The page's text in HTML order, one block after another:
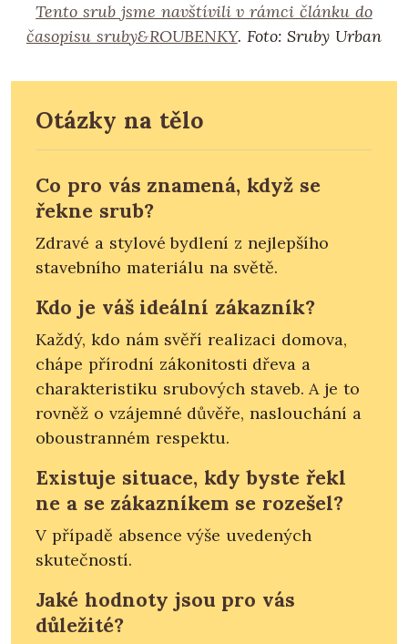
Tento srub jsme navštívili v rámci článku do
časopisu sruby&ROUBENKY. Foto: Sruby Urban
Otázky na tělo
Co pro vás znamená, když se
řekne srub?
Zdravé a stylové bydlení z nejlepšího
stavebního materiálu na světě.
Kdo je váš ideální zákazník?
Každý, kdo nám svěří realizaci domova,
chápe přírodní zákonitosti dřeva a
charakteristiku srubových staveb. A je to
rovněž o vzájemné důvěře, naslouchání a
oboustranném respektu.
Existuje situace, kdy byste řekl
ne a se zákazníkem se rozešel?
V případě absence výše uvedených
skutečností.
Jaké hodnoty jsou pro vás
důležité?